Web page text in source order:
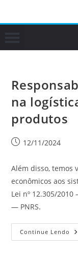
na
produtos
12/11/2024
Além disso, temos
econômicos aos
Lei nº 12.305/
— PNRS.
Continue Lendo